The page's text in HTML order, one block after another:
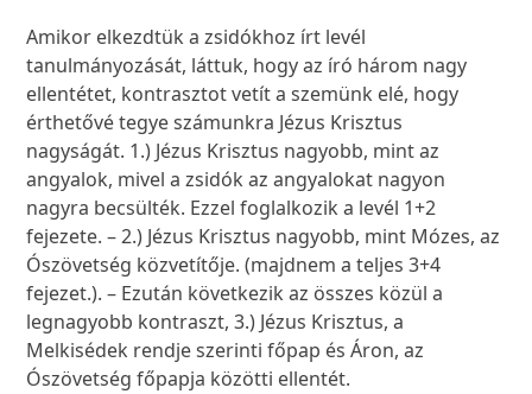
Amikor elkezdtük a zsidókhoz írt levél
tanulmányozását, láttuk, hogy az író három nagy
ellentétet, kontrasztot vetít a szemünk elé, hogy
érthetővé tegye számunkra Jézus Krisztus
nagyságát. 1.) Jézus Krisztus nagyobb, mint az
angyalok, mivel a zsidók az angyalokat nagyon
nagyra becsülték. Ezzel foglalkozik a levél 1+2
fejezete. – 2.) Jézus Krisztus nagyobb, mint Mózes, az
Ószövetség közvetítője. (majdnem a teljes 3+4
fejezet.). – Ezután következik az összes közül a
legnagyobb kontraszt, 3.) Jézus Krisztus, a
Melkisédek rendje szerinti főpap és Áron, az
Ószövetség főpapja közötti ellentét.